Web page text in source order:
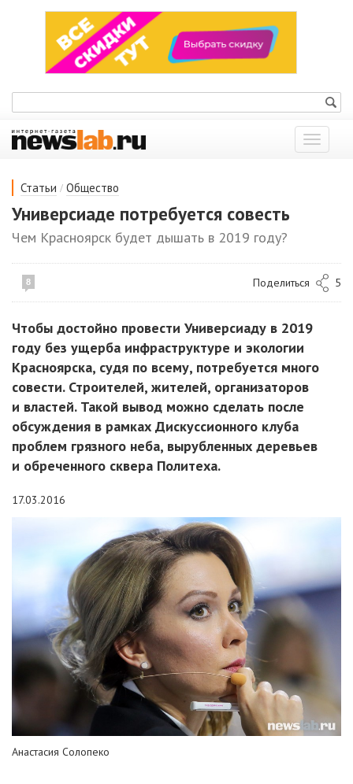
Показать
меню
Статьи / Общество
Универсиаде потребуется совесть
Чем Красноярск будет дышать в 2019 году?
8 Поделиться 5
Чтобы достойно провести Универсиаду в 2019
году без ущерба инфраструктуре и экологии
Красноярска, судя по всему, потребуется много
совести. Строителей, жителей, организаторов
и властей. Такой вывод можно сделать после
обсуждения в рамках Дискуссионного клуба
проблем грязного неба, вырубленных деревьев
и обреченного сквера Политеха.
17.03.2016
Анастасия Солопеко